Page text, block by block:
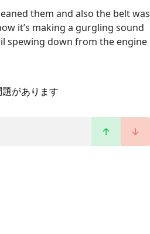
them and also the belt was
it’s making a gurgling sound
spewing down from the engine
があります